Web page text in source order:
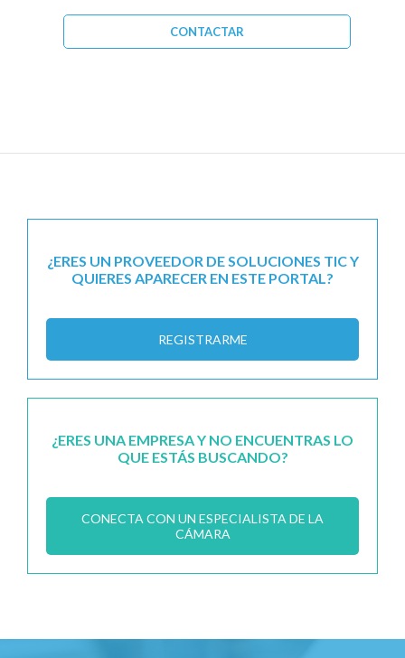
CONTACTAR
¿ERES UN PROVEEDOR DE SOLUCIONES TIC Y
QUIERES APARECER EN ESTE PORTAL?
REGISTRARME
¿ERES UNA EMPRESA Y NO ENCUENTRAS LO
QUE ESTÁS BUSCANDO?
CONECTA CON UN ESPECIALISTA DE LA
CÁMARA